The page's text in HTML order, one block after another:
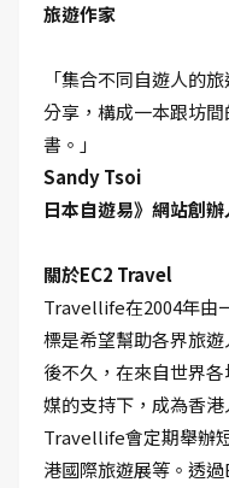
旅遊作家
「集合不同自遊人的
分享，構成一本跟坊
書。」
Sandy Tsoi
日本自遊易》網站創辦
關於EC2 Travel
Travellife在2004年由
標是希望幫助各界旅
後不久，在來自世界
媒的支持下，成為香
Travellife會定期舉辦
港國際旅遊展等。透